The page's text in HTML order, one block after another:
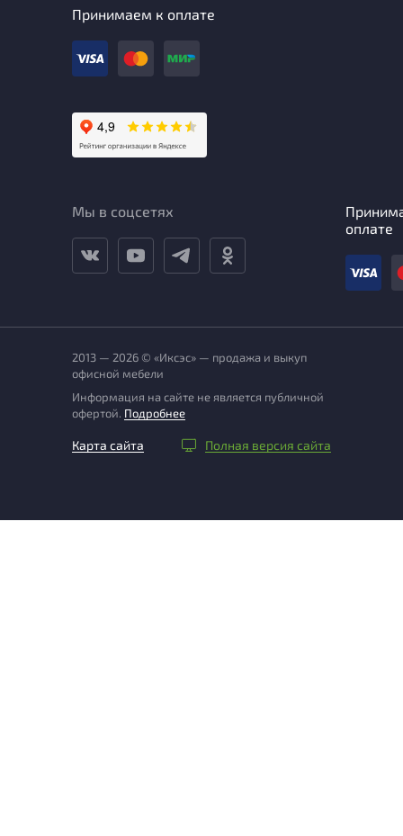
Принимаем к оплате
Мы в соцсетях
оплате
2013 — 2026 © «Иксэс» — продажа и выкуп
офисной мебели
Информация на сайте не является публичной
офертой. Подробнее
Карта сайта Полная версия сайта